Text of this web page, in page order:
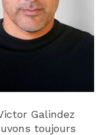
Galindez
toujours